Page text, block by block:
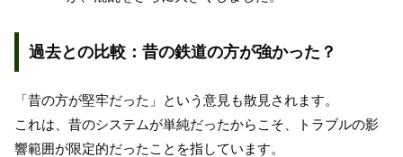
過去との比較：昔の鉄道の方が強かった？
「昔の方が堅牢だった」という意見も散見されます。
これは、昔のシステムが単純だったからこそ、トラブルの影
響範囲が限定的だったことを指しています。